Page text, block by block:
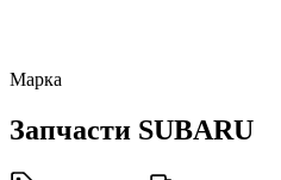
Марка
Запчасти SUBARU